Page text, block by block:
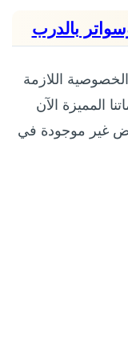
بالدرب
اللازمة
المميزة الآن
غير موجودة في